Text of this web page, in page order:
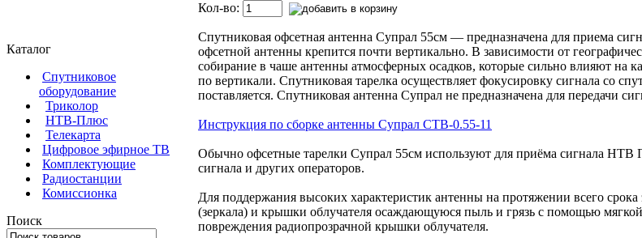
Каталог
Спутниковое
оборудование
Триколор
НТВ-Плюс
Телекарта
Цифровое эфирное ТВ
Комплектующие
Радиостанции
Комиссионка
Поиск
Кол-во:
Спутниковая офсетная антенна Супрал 55см — предназначена для приема
офсетной антенны крепится почти вертикально. В зависимости от
собирание в чаше антенны атмосферных осадков, которые сильно влияют на
по вертикали. Спутниковая тарелка осуществляет фокусировку сигнала со
поставляется. Спутниковая антенна Супрал не предназначена для передачи
Инструкция по сборке антенны Супрал СТВ-0.55-11
Обычно офсетные тарелки Супрал 55см используют для приёма сигнала
сигнала и других операторов.
Для поддержания высоких характеристик антенны на протяжении всего
(зеркала) и крышки облучателя осаждающуюся пыль и грязь с помощью
повреждения радиопрозрачной крышки облучателя.